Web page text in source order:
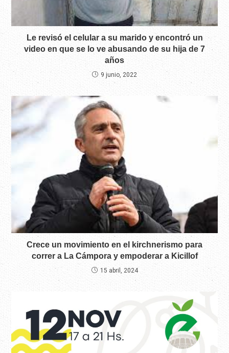
Le revisó el celular a su marido y encontró un
video en que se lo ve abusando de su hija de 7
años
9 junio, 2022
Crece un movimiento en el kirchnerismo para
correr a La Cámpora y empoderar a Kicillof
15 abril, 2024